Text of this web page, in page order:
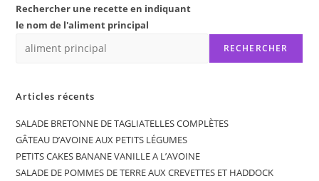
Rechercher une recette en indiquant
le nom de l'aliment principal
RECHERCHER
Articles récents
SALADE BRETONNE DE TAGLIATELLES COMPLÈTES
GÂTEAU D’AVOINE AUX PETITS LÉGUMES
PETITS CAKES BANANE VANILLE A L’AVOINE
SALADE DE POMMES DE TERRE AUX CREVETTES ET HADDOCK